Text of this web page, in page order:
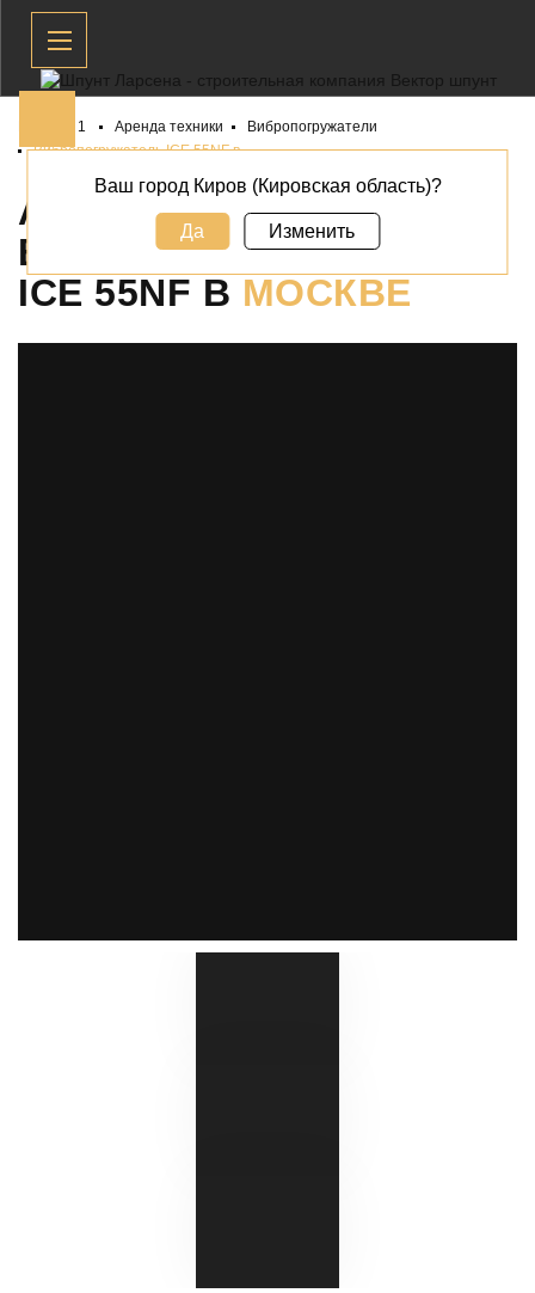
Главная 1 Аренда техники
Вибропогружатели
Вибропогружатель ICE 55NF в
АРЕНДА
ВИБРОПОГРУЖАТЕЛЯ
ICE 55NF В МОСКВЕ
Ваш город Киров (Кировская область)?
Да Изменить